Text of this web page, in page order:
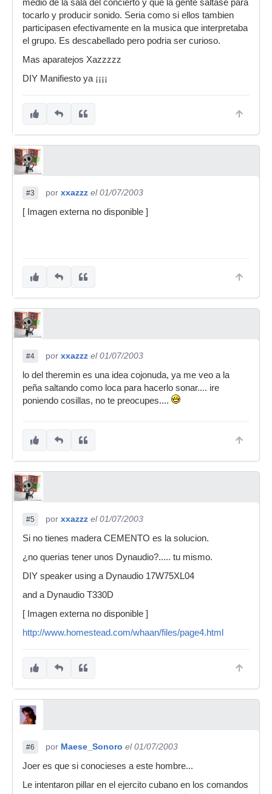
medio de la sala del concierto y que la gente saltase para
tocarlo y producir sonido. Seria como si ellos tambien
participasen efectivamente en la musica que interpretaba
el grupo. Es descabellado pero podria ser curioso.
Mas aparatejos Xazzzzz
DIY Manifiesto ya ¡¡¡¡
#3 por xxazzz el 01/07/2003
[ Imagen externa no disponible ]
#4 por xxazzz el 01/07/2003
lo del theremin es una idea cojonuda, ya me veo a la
peña saltando como loca para hacerlo sonar.... ire
poniendo cosillas, no te preocupes....
#5 por xxazzz el 01/07/2003
Si no tienes madera CEMENTO es la solucion.
¿no querias tener unos Dynaudio?..... tu mismo.
DIY speaker using a Dynaudio 17W75XL04
and a Dynaudio T330D
[ Imagen externa no disponible ]
http://www.homestead.com/whaan/files/page4.html
#6 por Maese_Sonoro el 01/07/2003
Joer es que si conocieses a este hombre...
Le intentaron pillar en el ejercito cubano en los comandos